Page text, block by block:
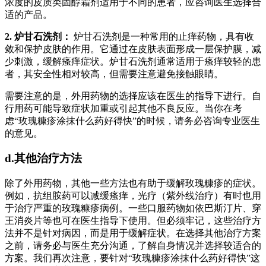
适的产品。
2. 炉甘石洗剂： 炉甘石洗剂是一种常用的止痒药物，具有收
敛和保护皮肤的作用。它通过在皮肤表面形成一层保护膜，减
少刺激，缓解瘙痒症状。炉甘石洗剂通常适用于瘙痒较轻的患
者，其安全性相对较高，但需要注意避免接触眼睛。
需要注意的是，外用药物的选择应该在医生的指导下进行。自
行用药可能导致症状加重或引起其他不良反应。当你在考
虑“玫瑰糠疹涂抹什么药好得快”的时候，请务必咨询专业医生
的意见。
d.其他治疗方法
除了外用药物，其他一些方法也有助于缓解玫瑰糠疹的症状。
例如，抗组胺药可以减缓瘙痒，光疗（紫外线治疗）有时也用
于治疗严重的玫瑰糠疹病例。一些口服药物如依巴斯汀片、穿
王消炎片等也可在医生指导下使用。但必须牢记，这些治疗方
法并不是针对病因，而是用于缓解症状。在选择其他治疗方案
之前，请务必与医生充分沟通，了解自身情况并选择较适合的
方案。我们再次注意，要针对“玫瑰糠疹涂抹什么药好得快”这